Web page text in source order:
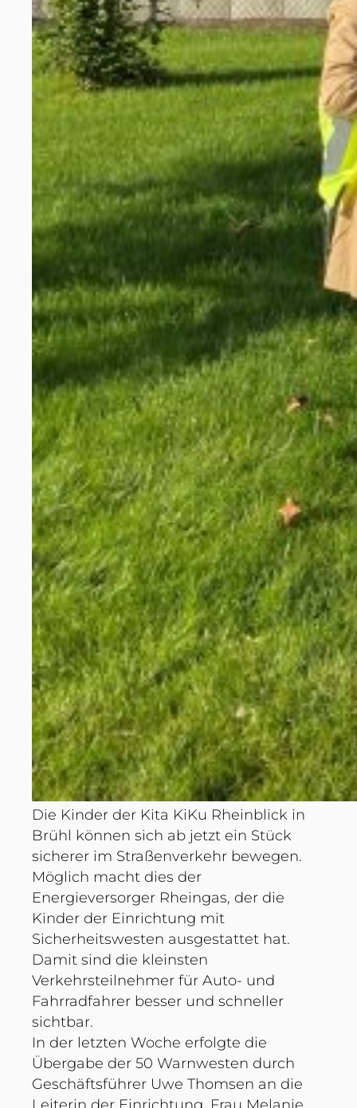
Die Kinder der Kita KiKu Rheinblick in
Brühl können sich ab jetzt ein Stück
sicherer im Straßenverkehr bewegen.
Möglich macht dies der
Energieversorger Rheingas, der die
Kinder der Einrichtung mit
Sicherheitswesten ausgestattet hat.
Damit sind die kleinsten
Verkehrsteilnehmer für Auto- und
Fahrradfahrer besser und schneller
sichtbar.
In der letzten Woche erfolgte die
Übergabe der 50 Warnwesten durch
Geschäftsführer Uwe Thomsen an die